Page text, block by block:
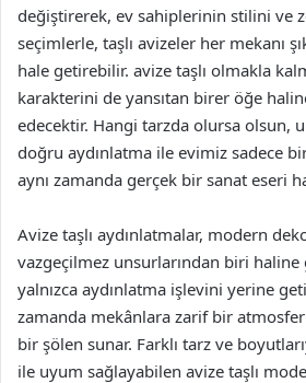
değiştirerek, ev sahiplerinin stilini ve
seçimlerle, taşlı avizeler her mekanı
hale getirebilir. avize taşlı olmakla
karakterini de yansıtan birer öğe
edecektir. Hangi tarzda olursa olsun,
doğru aydınlatma ile evimiz sadece
aynı zamanda gerçek bir sanat eseri
Avize taşlı aydınlatmalar, modern
vazgeçilmez unsurlarından biri haline
yalnızca aydınlatma işlevini yerine
zamanda mekânlara zarif bir
bir şölen sunar. Farklı tarz ve
ile uyum sağlayabilen avize taşlı